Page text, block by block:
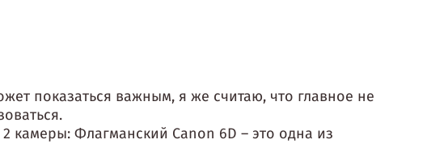
показаться важным, я же считаю, что главное не
камеры: Флагманский Canon 6D – это одна из